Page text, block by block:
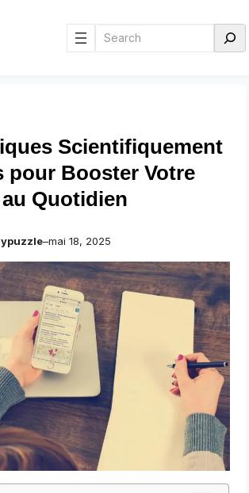
Rechercher
Scientifiquement
pour Booster Votre
Quotidien
–mai 18, 2025